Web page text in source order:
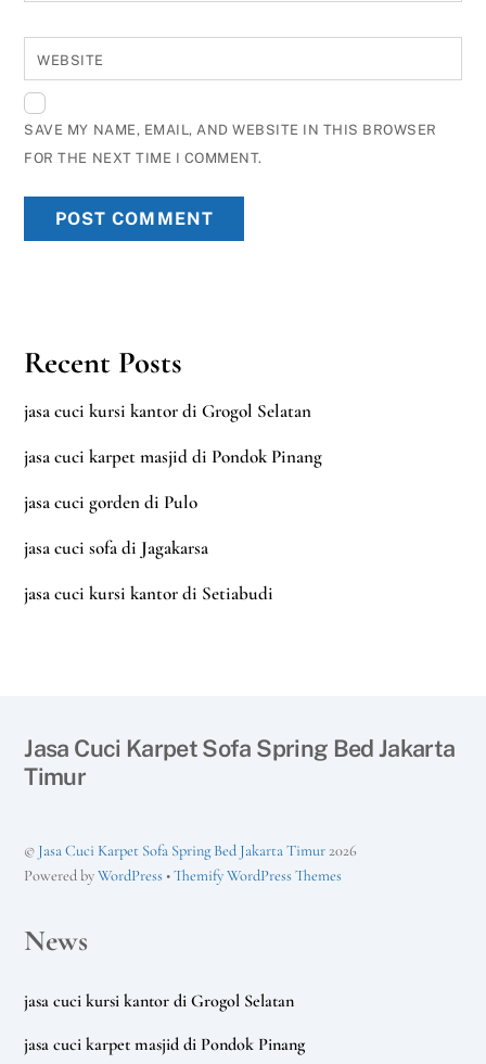
WEBSITE
SAVE MY NAME, EMAIL, AND WEBSITE IN THIS BROWSER
FOR THE NEXT TIME I COMMENT.
Recent Posts
jasa cuci kursi kantor di Grogol Selatan
jasa cuci karpet masjid di Pondok Pinang
jasa cuci gorden di Pulo
jasa cuci sofa di Jagakarsa
jasa cuci kursi kantor di Setiabudi
Jasa Cuci Karpet Sofa Spring Bed Jakarta
Timur
© Jasa Cuci Karpet Sofa Spring Bed Jakarta Timur2026
Powered byWordPress •Themify WordPress Themes
News
jasa cuci kursi kantor di Grogol Selatan
jasa cuci karpet masjid di Pondok Pinang